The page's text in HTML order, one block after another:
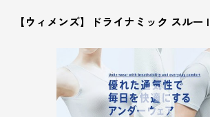
【ウィメンズ】ドライナミック スルー